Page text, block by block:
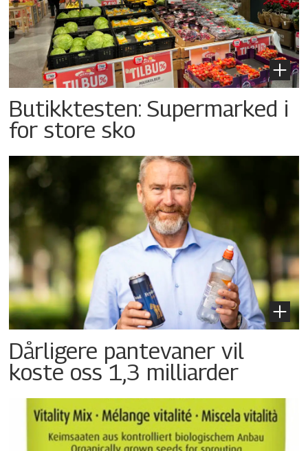
Butikktesten: Supermarked i
for store sko
Dårligere pantevaner vil
koste oss 1,3 milliarder